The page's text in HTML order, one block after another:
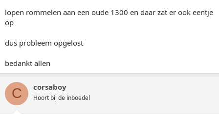
lopen rommelen aan een oude 1300 en daar zat er ook eentje
op
dus probleem opgelost
bedankt allen
C corsaboy
Hoort bij de inboedel